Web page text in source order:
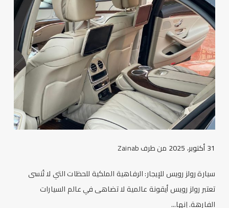
31 أكتوبر، 2025 من طرفZainab
سيارة رولز رويس للإيجار: الرفاهية الملكية للحظات التي لا تُنسى
تعتبر رولز رويس أيقونة عالمية لا تضاهى في عالم السيارات
الفارهة. إنها...